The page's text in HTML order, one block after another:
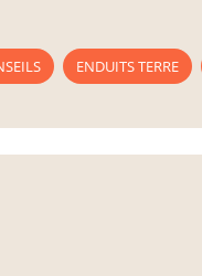
ENDUITS TERRE